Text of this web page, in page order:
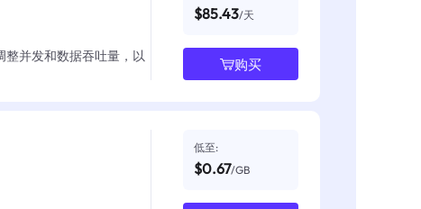
整并发和数据吞吐量，以
$85.43/天
购买
低至:
$0.67/GB